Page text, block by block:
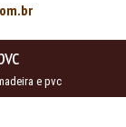
e pvc